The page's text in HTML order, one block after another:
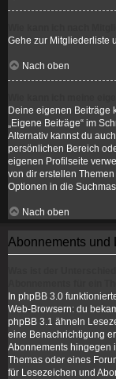
Gehe zur Mitgliederliste
Nach oben
Deine eigenen Beiträge
„Eigene Beiträge“ im
Alternativ kannst du
persönlichen Bereich
eigenen Profilseite
von dir erstellen
Optionen in die
Nach oben
Abonnements und
In phpBB 3.0
Web-Browsern: du
phpBB 3.1 ähneln
eine Benachrichtigung
Abonnements hingegen
Themas oder eines
für Lesezeichen und